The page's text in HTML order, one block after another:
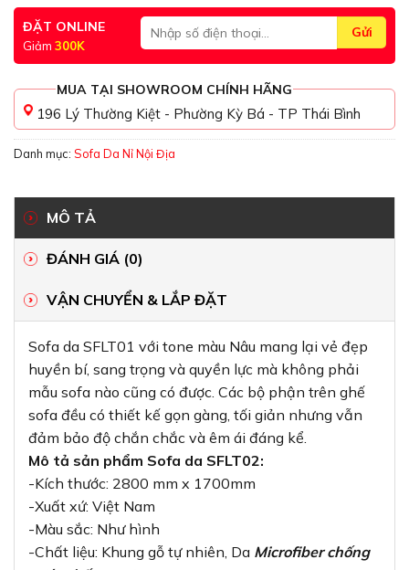
ĐẶT ONLINE
Giảm 300K
MUA TẠI SHOWROOM CHÍNH HÃNG
196 Lý Thường Kiệt - Phường Kỳ Bá - TP Thái Bình
Danh mục: Sofa Da Nỉ Nội Địa
MÔ TẢ
ĐÁNH GIÁ (0)
VẬN CHUYỂN & LẮP ĐẶT
Sofa da SFLT01 với tone màu Nâu mang lại vẻ đẹp
huyền bí, sang trọng và quyền lực mà không phải
mẫu sofa nào cũng có được. Các bộ phận trên ghế
sofa đều có thiết kế gọn gàng, tối giản nhưng vẫn
đảm bảo độ chắn chắc và êm ái đáng kể.
Mô tả sản phẩm Sofa da SFLT02:
-Kích thước: 2800 mm x 1700mm
-Xuất xứ: Việt Nam
-Màu sắc: Như hình
-Chất liệu: Khung gỗ tự nhiên, Da Microfiber chống